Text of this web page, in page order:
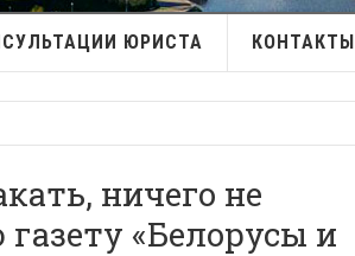
ЮРИСТА КОНТАКТЫ
ничего не
«Белорусы и